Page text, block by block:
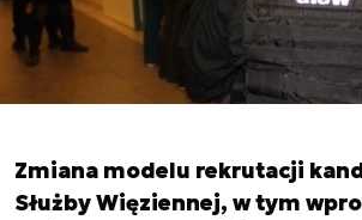
Zmiana modelu rekrutacji
Służby Więziennej, w tym